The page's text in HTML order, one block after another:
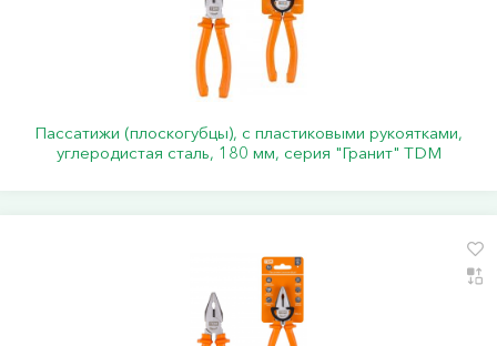
Пассатижи (плоскогубцы), с пластиковыми рукоятками,
углеродистая сталь, 180 мм, серия "Гранит" TDM